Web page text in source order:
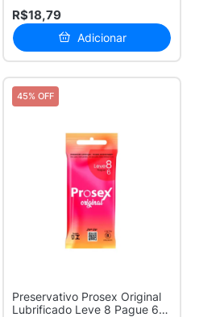
R$18,79
Adicionar
45% OFF
Preservativo Prosex Original
Lubrificado Leve 8 Pague 6